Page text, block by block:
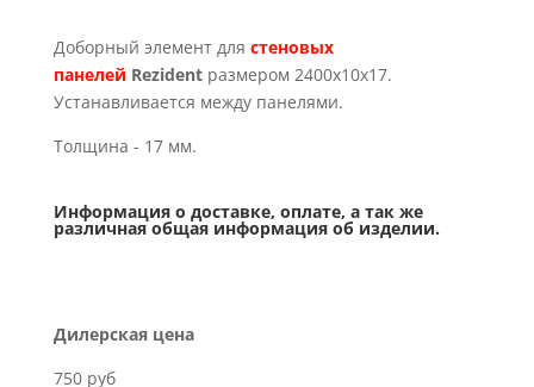
Доборный элемент для стеновых
панелей Rezidentразмером 2400х10х17.
Устанавливается между панелями.
Толщина - 17 мм.
Информация о доставке, оплате, а так же
различная общая информация об изделии.
Дилерская цена
750 руб